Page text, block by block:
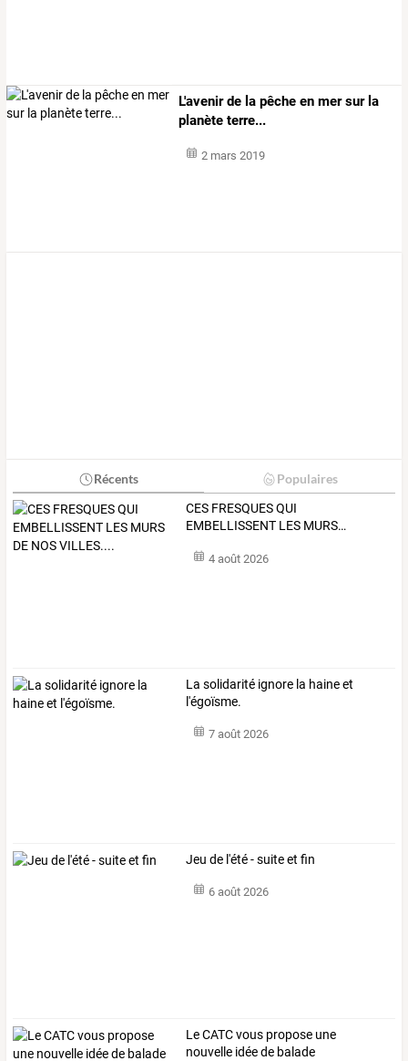
L'avenir de la pêche en mer sur la
planète terre...
2 mars 2019
Récents Populaires
CES FRESQUESQUI
EMBELLISSENT LES MURS…
4 août 2026
La solidarité ignore la haine et
l'égoïsme.
7 août 2026
Jeu de l'été - suite et fin
6 août 2026
Le CATC vous propose une
nouvelle idée de balade